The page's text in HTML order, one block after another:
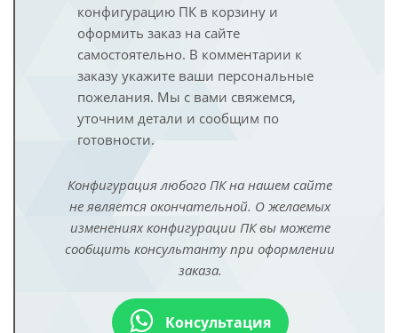
конфигурацию ПК в корзину и
оформить заказ на сайте
самостоятельно. В комментарии к
заказу укажите ваши персональные
пожелания. Мы с вами свяжемся,
уточним детали и сообщим по
готовности.
Конфигурация любого ПК на нашем сайте
не является окончательной. О желаемых
изменениях конфигурации ПК вы можете
сообщить консультанту при оформлении
заказа.
Консультация